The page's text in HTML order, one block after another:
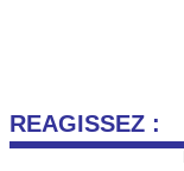
REAGISSEZ :